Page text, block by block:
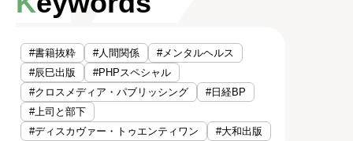
#書籍抜粋 #人間関係
#メンタルヘルス
#辰巳出版
#PHPスペシャル
#クロスメディア・パブリッシング
#日経BP
#上司と部下
#ディスカヴァー・トゥエンティワン
#大和出版